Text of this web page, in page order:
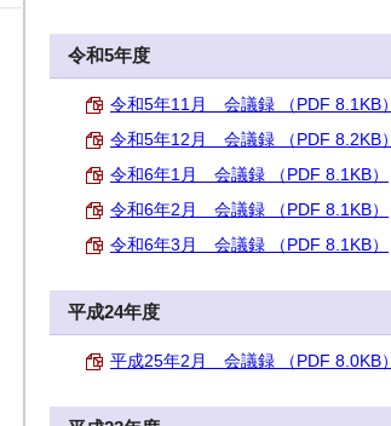
令和5年度
令和5年11月 会議録 （PDF 8.1KB）
令和5年12月 会議録 （PDF 8.2KB）
令和6年1月 会議録 （PDF 8.1KB）
令和6年2月 会議録 （PDF 8.1KB）
令和6年3月 会議録 （PDF 8.1KB）
平成24年度
平成25年2月 会議録 （PDF 8.0KB）